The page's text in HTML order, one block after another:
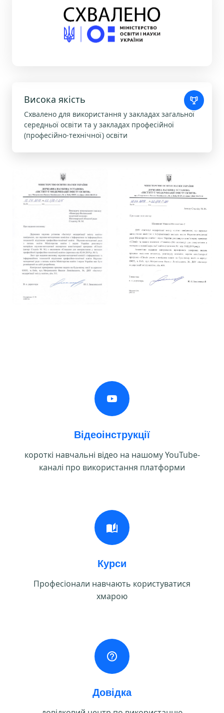
Висока якість
Схвалено для використання у закладах загальної
середньої освіти та у закладах професійної
(професійно-технічної) освіти
Відеоінструкції
короткі навчальні відео на нашому YouTube-
каналі про використання платформи
Курси
Професіонали навчають користуватися
хмарою
Довідка